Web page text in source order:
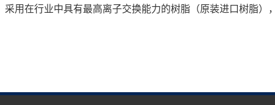
采用在行业中具有最高离子交换能力的树脂（原装进口树脂）